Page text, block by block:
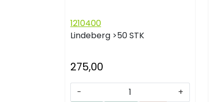
1210400
Lindeberg >50 STK
275,00
- +